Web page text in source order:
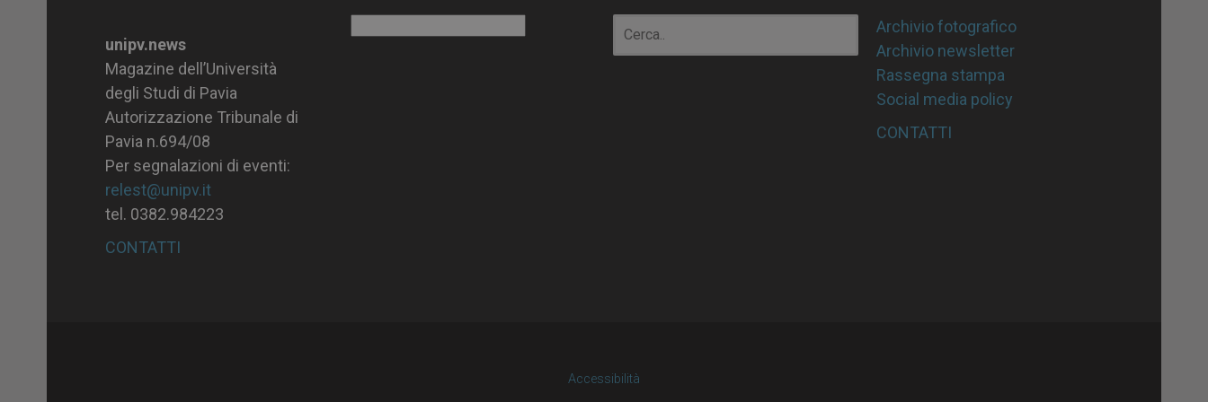
unipv.news
Magazine dell’Università
degli Studi di Pavia
Autorizzazione Tribunale di
Pavia n.694/08
Per segnalazioni di eventi:
relest@unipv.it
tel. 0382.984223
CONTATTI
Archivio fotografico
Archivio newsletter
Rassegna stampa
Social media policy
CONTATTI
Accessibilità